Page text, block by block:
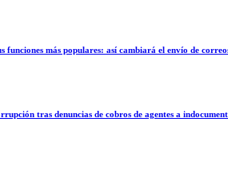
más populares: así cambiará el envío de
tras denuncias de cobros de agentes a